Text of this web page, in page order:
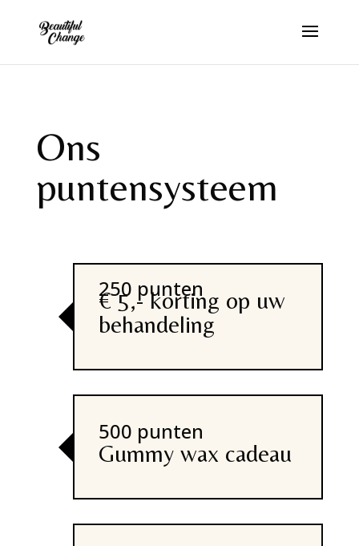
Ons
puntensysteem
250 punten
€ 5,- korting op uw
behandeling
500 punten
Gummy wax cadeau